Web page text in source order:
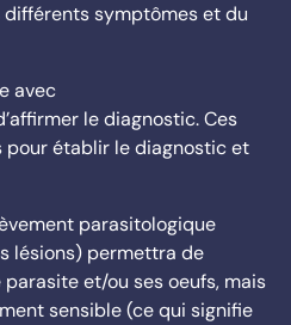
différents symptômes et du
avec
le diagnostic. Ces
établir le diagnostic et
parasitologique
lésions) permettra de
et/ou ses oeufs, mais
sensible (ce qui signifie